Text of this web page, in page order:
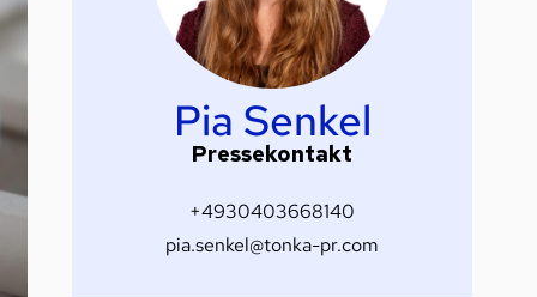
Pia Senkel
Pressekontakt
+4930403668140
pia.senkel@tonka-pr.com